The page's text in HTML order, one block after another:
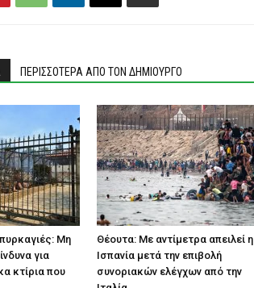
ΠΕΡΙΣΣΟΤΕΡΑ ΑΠΟ ΤΟΝ ΔΗΜΙΟΥΡΓΟ
Μη
για
κτίρια που
Θέουτα: Με αντίμετρα απειλεί η
Ισπανία μετά την επιβολή
συνοριακών ελέγχων από την